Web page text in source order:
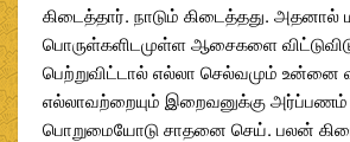
கிடைத்தார். நாடும் கிடைத்தது. அதனால்
பொருள்களிடமுள்ள ஆசைகளை
பெற்றுவிட்டால் எல்லா செல்வமும் உன்னை
எல்லாவற்றையும் இறைவனுக்கு அர்ப்பணம்
பொறுமையோடு சாதனை செய். பலன்